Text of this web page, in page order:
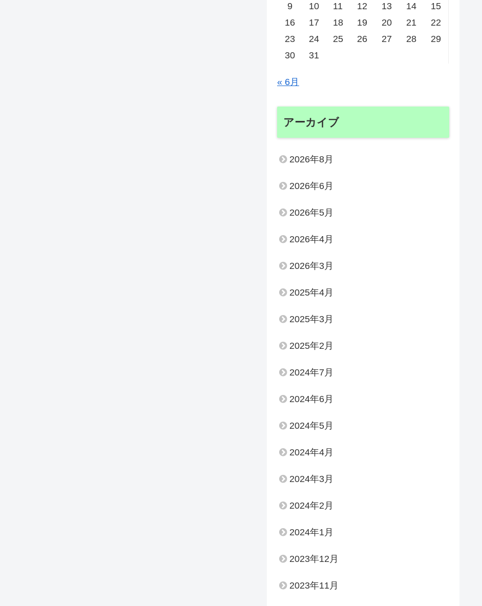
9
10 11 12 13 14
15
16
17 18 19 20 21
22
23
24 25 26 27 28
29
30
31
« 6月
アーカイブ
2026年8月
2026年6月
2026年5月
2026年4月
2026年3月
2025年4月
2025年3月
2025年2月
2024年7月
2024年6月
2024年5月
2024年4月
2024年3月
2024年2月
2024年1月
2023年12月
2023年11月